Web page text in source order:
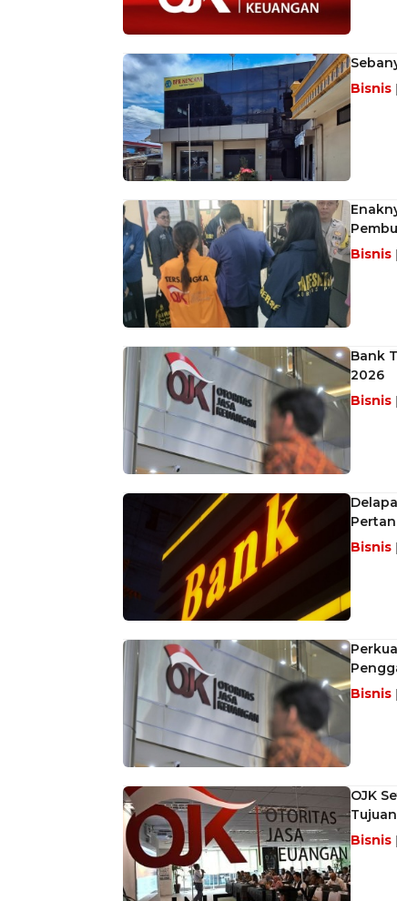
Bisnis
Bisnis
Bank
2026
Bisnis
Bisnis
Bisnis
OJK
Bisnis